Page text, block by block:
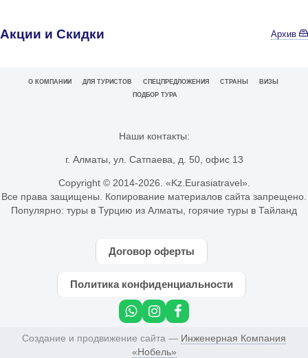
Акции и Скидки Архив
О КОМПАНИИ ДЛЯ ТУРИСТОВ СПЕЦПРЕДЛОЖЕНИЯ СТРАНЫ
ВИЗЫ
ПОДБОР ТУРА
Наши контакты:
г. Алматы, ул. Сатпаева, д. 50, офис 13
Copyright © 2014-2026. «Kz.Eurasiatravel».
Все права защищены. Копирование материалов сайта запрещено.
Популярно: туры в Турцию из Алматы горячие туры в Тайланд
Договор оферты
Политика конфиденциальности
Создание и продвижение сайта — Инженерная Компания
«Нобель»